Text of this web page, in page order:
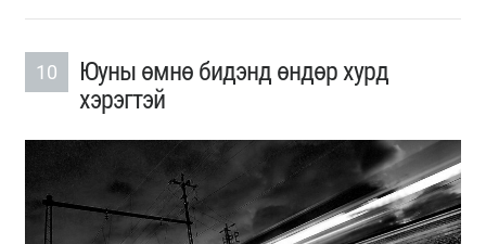
10
Юуны өмнө бидэнд өндөр хурд
хэрэгтэй